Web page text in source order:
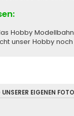
Hobby
unser Hobby
EIGENEN